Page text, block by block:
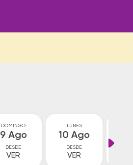
DOMINGO
9 Ago
DESDE
VER
LUNES
10 Ago
DESDE
VER